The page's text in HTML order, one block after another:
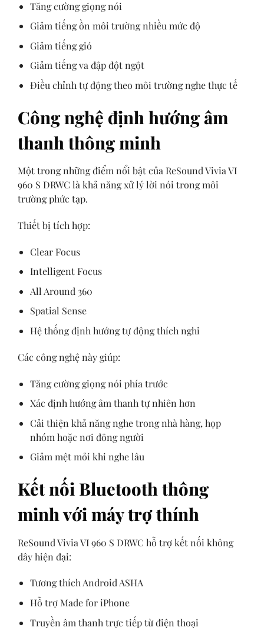
Tăng cường giọng nói
Giảm tiếng ồn môi trường nhiều mức độ
Giảm tiếng gió
Giảm tiếng va đập đột ngột
Điều chỉnh tự động theo môi trường nghe thực tế
Công nghệ định hướng âm
thanh thông minh
Một trong những điểm nổi bật của ReSound Vivia VI
960 S DRWC là khả năng xử lý lời nói trong môi
trường phức tạp.
Thiết bị tích hợp:
Clear Focus
Intelligent Focus
All Around 360
Spatial Sense
Hệ thống định hướng tự động thích nghi
Các công nghệ này giúp:
Tăng cường giọng nói phía trước
Xác định hướng âm thanh tự nhiên hơn
Cải thiện khả năng nghe trong nhà hàng, họp
nhóm hoặc nơi đông người
Giảm mệt mỏi khi nghe lâu
Kết nối Bluetooth thông
minh với máy trợ thính
ReSound Vivia VI 960 S DRWC hỗ trợ kết nối không
dây hiện đại:
Tương thích Android ASHA
Hỗ trợ Made for iPhone
Truyền âm thanh trực tiếp từ điện thoại